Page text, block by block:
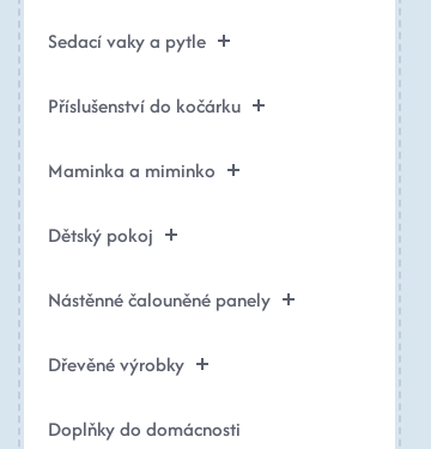
Sedací vaky a pytle
Příslušenství do kočárku
Maminka a miminko
Dětský pokoj
Nástěnné čalouněné panely
Dřevěné výrobky
Doplňky do domácnosti